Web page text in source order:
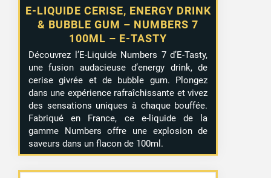
E-LIQUIDE CERISE, ENERGY DRINK
& BUBBLE GUM – NUMBERS 7
100ML – E-TASTY
Découvrez l’E-Liquide Numbers 7 d’E-Tasty,
une fusion audacieuse d’energy drink, de
cerise givrée et de bubble gum. Plongez
dans une expérience rafraîchissante et vivez
des sensations uniques à chaque bouffée.
Fabriqué en France, ce e-liquide de la
gamme Numbers offre une explosion de
saveurs dans un flacon de 100ml.